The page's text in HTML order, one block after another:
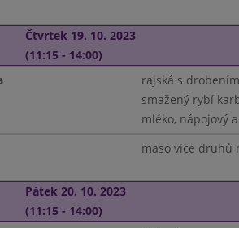
Čtvrtek 19. 10. 2023
(11:15 - 14:00)
rajská s drobením
smažený rybí
mléko, nápojový
maso více druhů
Pátek 20. 10. 2023
(11:15 - 14:00)